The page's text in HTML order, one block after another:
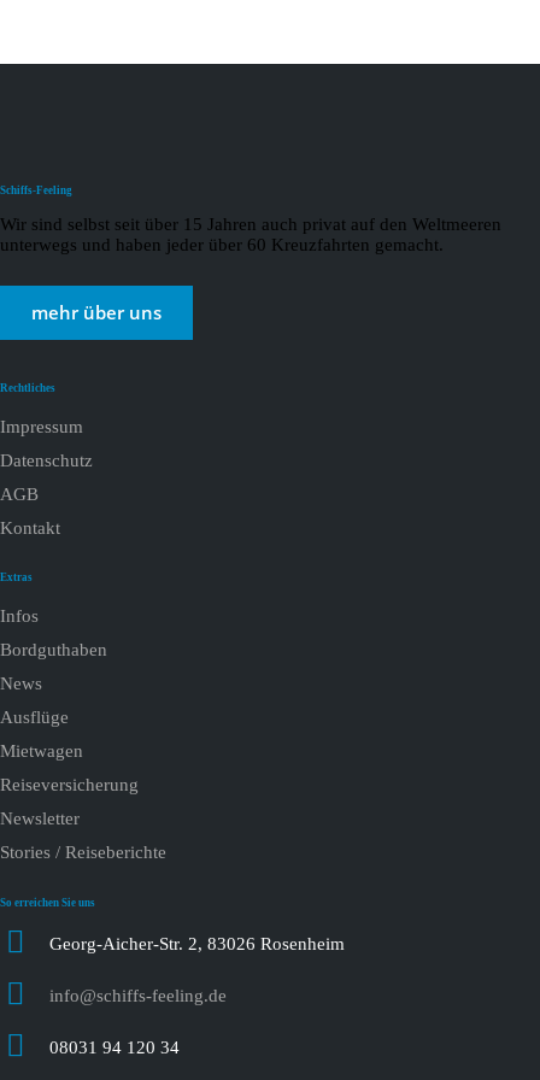
Schiffs-Feeling
Wir sind selbst seit über 15 Jahren auch privat auf den Weltmeeren
unterwegs und haben jeder über 60 Kreuzfahrten gemacht.
mehr über uns
Rechtliches
Impressum
Datenschutz
AGB
Kontakt
Extras
Infos
Bordguthaben
News
Ausflüge
Mietwagen
Reiseversicherung
Newsletter
Stories / Reiseberichte
So erreichen Sie uns
Georg-Aicher-Str. 2, 83026 Rosenheim
info@schiffs-feeling.de
08031 94 120 34